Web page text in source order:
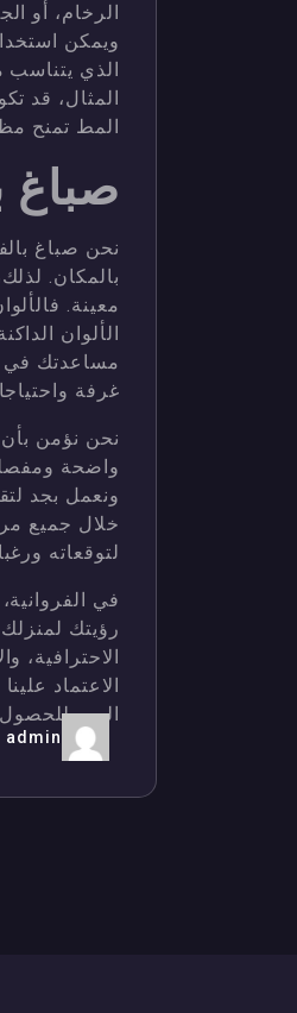
الرخام، أو
ويمكن
الذي يتناسب
المثال، قد
المط تمنح
صباغ
نحن صباغ
بالمكان.
معينة.
الألوان
مساعدتك في
غرفة
نحن نؤمن
واضحة
ونعمل بجد
خلال جميع
لتوقعاته
في
رؤيتك
الاعتماد
اليوم
admin